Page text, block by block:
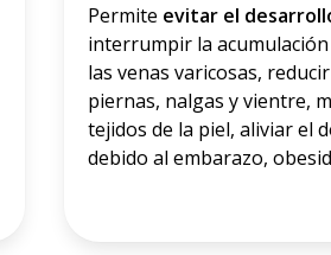
Permite evitar el
interrumpir la
las venas varicosas,
piernas, nalgas y vientre,
tejidos de la piel, aliviar el
debido al embarazo,